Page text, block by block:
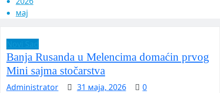
мај
Banja Rusanda u Melencima domaćin prvog
Mini sajma stočarstva
Administrator 31 маја, 2026
0